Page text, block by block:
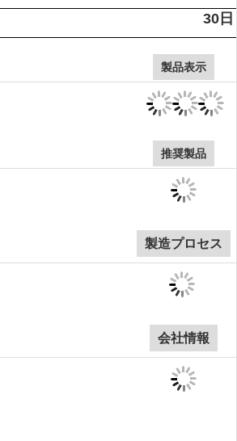
30日
製品表示
推奨製品
製造プロセス
会社情報